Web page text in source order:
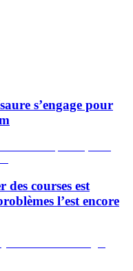
s’engage pour
courses est
l’est encore